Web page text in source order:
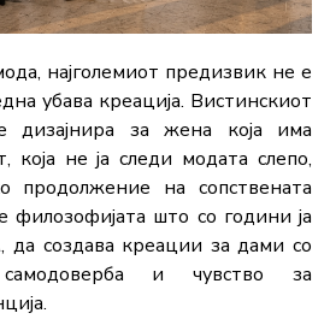
најголемиот предизвик не е
убава креација. Вистинскиот
дизајнира за жена која има
која не ја следи модата слепо,
продолжение на сопствената
филозофијата што со години ја
да создава креации за дами со
и чувство за